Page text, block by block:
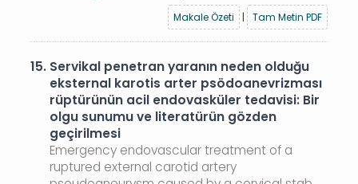
Makale Özeti
| Tam Metin PDF
15. Servikal penetran yaranın neden olduğu
eksternal karotis arter psödoanevrizması
rüptürünün acil endovasküler tedavisi: Bir
olgu sunumu ve literatürün gözden
geçirilmesi
Emergency endovascular treatment of a
ruptured external carotid artery